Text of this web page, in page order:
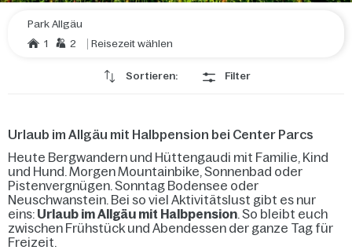
Park Allgäu
1
2 Reisezeit wählen
Sortieren: Filter
Urlaub im Allgäu mit Halbpension bei Center Parcs
Heute Bergwandern und Hüttengaudi mit Familie, Kind
und Hund. Morgen Mountainbike, Sonnenbad oder
Pistenvergnügen. Sonntag Bodensee oder
Neuschwanstein. Bei so viel Aktivitätslust gibt es nur
eins: Urlaub im Allgäu mit Halbpension. So bleibt euch
zwischen Frühstück und Abendessen der ganze Tag für
Freizeit.